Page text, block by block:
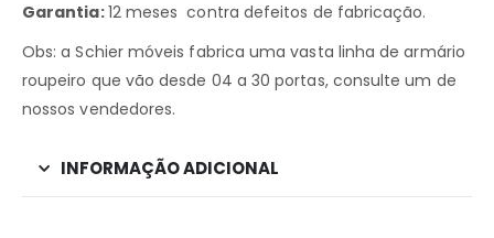
Garantia:12 meses contra defeitos de fabricação.
Obs: a Schier móveis fabrica uma vasta linha de armário
roupeiro que vão desde 04 a 30 portas, consulte um de
nossos vendedores.
INFORMAÇÃO ADICIONAL